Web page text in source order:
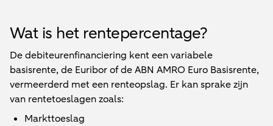
Wat is het rentepercentage?
De debiteurenfinanciering kent een variabele
basisrente, de Euribor of de ABN AMRO Euro Basisrente,
vermeerderd met een renteopslag. Er kan sprake zijn
van rentetoeslagen zoals:
Markttoeslag